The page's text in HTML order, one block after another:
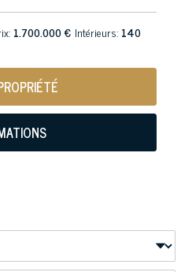
1.700.000 € Intérieurs: 140